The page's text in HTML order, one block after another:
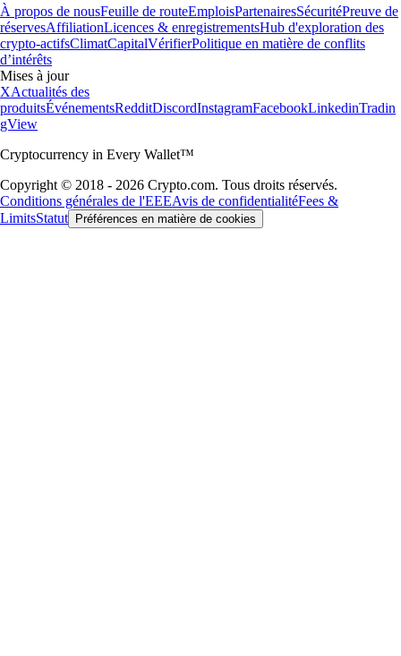
À propos de nousFeuille de routeEmploisPartenairesSécuritéPreuve de
réservesAffiliationLicences & enregistrementsHub d'exploration des
crypto-actifsClimatCapitalVérifierPolitique en matière de conflits
d’intérêts
Mises à jour
XActualités des
produitsÉvénementsRedditDiscordInstagramFacebookLinkedinTradin
gView
Cryptocurrency in Every Wallet™
Copyright © 2018 - 2026 Crypto.com. Tous droits réservés.
Conditions générales de l'EEEAvis de confidentialitéFees &
LimitsStatut Préférences en matière de cookies